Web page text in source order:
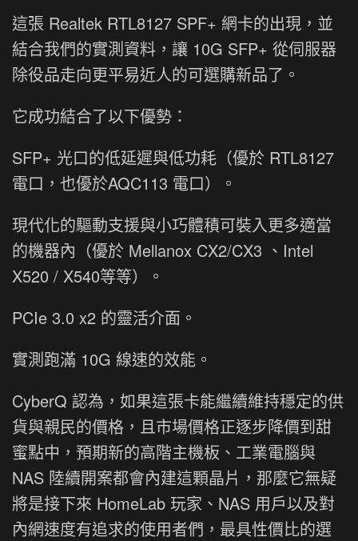
這張 Realtek RTL8127 SPF+ 網卡的出現，並
結合我們的實測資料，讓 10G SFP+ 從伺服器
除役品走向更平易近人的可選購新品了。
它成功結合了以下優勢：
SFP+ 光口的低延遲與低功耗（優於 RTL8127
電口，也優於AQC113 電口）。
現代化的驅動支援與小巧體積可裝入更多適當
的機器內（優於 Mellanox CX2/CX3 、Intel
X520 / X540等等）。
PCIe 3.0 x2 的靈活介面。
實測跑滿 10G 線速的效能。
CyberQ 認為，如果這張卡能繼續維持穩定的供
貨與親民的價格，且市場價格正逐步降價到甜
蜜點中，預期新的高階主機板、工業電腦與
NAS 陸續開案都會內建這顆晶片，那麼它無疑
將是接下來 HomeLab 玩家、NAS 用戶以及對
內網速度有追求的使用者們，最具性價比的選